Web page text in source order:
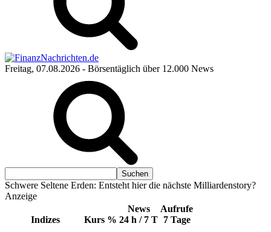
Freitag, 07.08.2026 - Börsentäglich über 12.000 News
Schwere Seltene Erden: Entsteht hier die nächste Milliardenstory?
Anzeige
Indizes Kurs %
News
24 h / 7 T
Aufrufe
7 Tage